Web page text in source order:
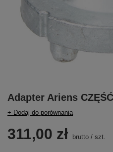
Adapter Ariens
+ Dodaj do porównania
311,00 zł brutto / szt.